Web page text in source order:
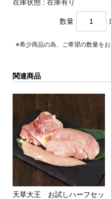
数量
※希少商品の為、ご希望の数量を
関連商品
天草大王 お試しハーフセッ